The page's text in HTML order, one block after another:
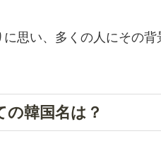
思い、多くの人にその
韓国名は？